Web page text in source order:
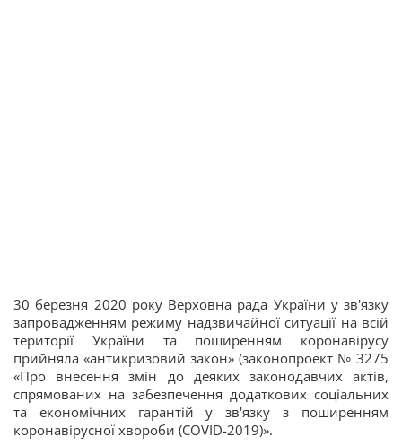
30 березня 2020 року Верховна рада України у зв'язку
запровадженням режиму надзвичайної ситуації на всій
території України та поширенням коронавірусу
прийняла «антикризовий закон» (законопроект № 3275
«Про внесення змін до деяких законодавчих актів,
спрямованих на забезпечення додаткових соціальних
та економічних гарантій у зв'язку з поширенням
коронавірусної хвороби (COVID-2019)».